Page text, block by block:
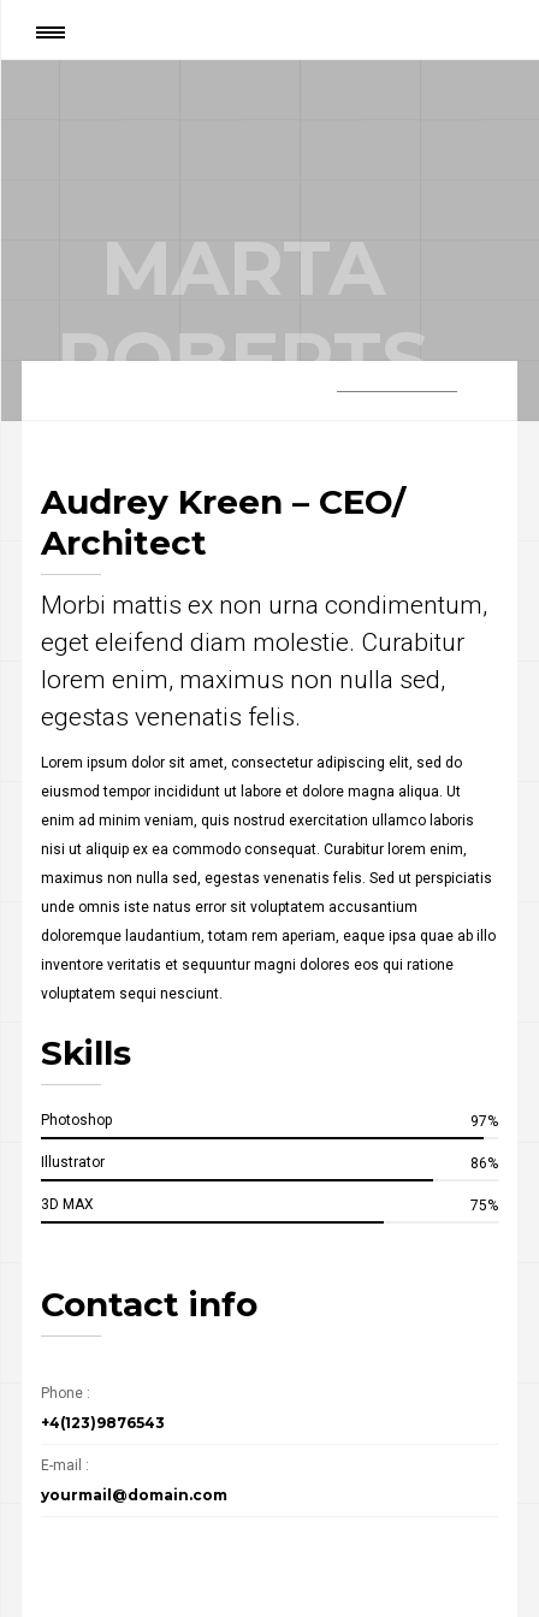
Сторінка
MARTA
ROBERTS
Audrey Kreen – CEO/
Architect
Morbi mattis ex non urna condimentum,
eget eleifend diam molestie. Curabitur
lorem enim, maximus non nulla sed,
egestas venenatis felis.
Lorem ipsum dolor sit amet, consectetur adipiscing elit, sed do
eiusmod tempor incididunt ut labore et dolore magna aliqua. Ut
enim ad minim veniam, quis nostrud exercitation ullamco laboris
nisi ut aliquip ex ea commodo consequat. Curabitur lorem enim,
maximus non nulla sed, egestas venenatis felis. Sed ut perspiciatis
unde omnis iste natus error sit voluptatem accusantium
doloremque laudantium, totam rem aperiam, eaque ipsa quae ab illo
inventore veritatis et sequuntur magni dolores eos qui ratione
voluptatem sequi nesciunt.
Skills
Photoshop 97%
Illustrator 86%
3D MAX 75%
Contact info
Phone :
+4(123)9876543
E-mail :
yourmail@domain.com